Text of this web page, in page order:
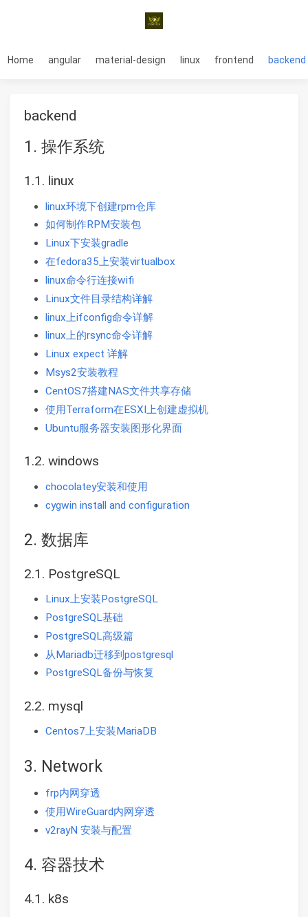
Home angular material-design linux frontend backend
backend
1. 操作系统
1.1. linux
linux环境下创建rpm仓库
如何制作RPM安装包
Linux下安装gradle
在fedora35上安装virtualbox
linux命令行连接wifi
Linux文件目录结构详解
linux上ifconfig命令详解
linux上的rsync命令详解
Linux expect 详解
Msys2安装教程
CentOS7搭建NAS文件共享存储
使用Terraform在ESXI上创建虚拟机
Ubuntu服务器安装图形化界面
1.2. windows
chocolatey安装和使用
cygwin install and configuration
2. 数据库
2.1. PostgreSQL
Linux上安装PostgreSQL
PostgreSQL基础
PostgreSQL高级篇
从Mariadb迁移到postgresql
PostgreSQL备份与恢复
2.2. mysql
Centos7上安装MariaDB
3. Network
frp内网穿透
使用WireGuard内网穿透
v2rayN 安装与配置
4. 容器技术
4.1. k8s